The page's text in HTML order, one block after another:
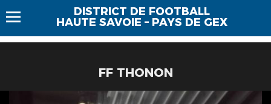
DISTRICT DE FOOTBALL
HAUTE SAVOIE – PAYS DE GEX
FF THONON